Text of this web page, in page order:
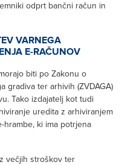
odprt bančni račun in
VARNEGA
E-RAČUNOV
biti po Zakonu o
gradiva ter arhivih (ZVDAGA)
Tako izdajatelj kot tudi
uredita z arhiviranjem
ki ima potrjena
večjih stroškov ter